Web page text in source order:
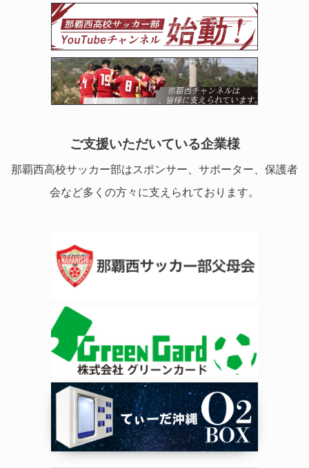
ご支援いただいている企業様
那覇西高校サッカー部はスポンサー、サポーター、保護者
会など多くの方々に支えられております。